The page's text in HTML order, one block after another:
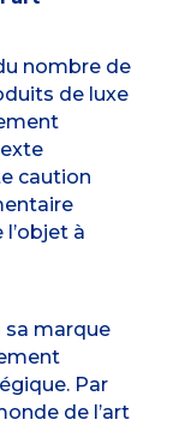
nombre de
de luxe
caution
à
sa marque
Par
de l’art